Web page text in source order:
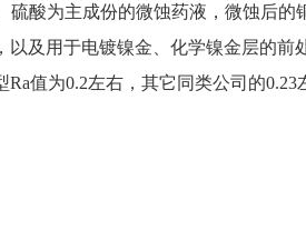
硫酸为主成份的微蚀药液，微蚀后
以及用于电镀镍金、化学镍金层的前
值为0.2左右，其它同类公司的0.23